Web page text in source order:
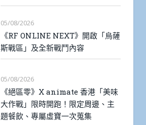
05/08/2026
《RF ONLINE NEXT》開啟「烏薩
斯戰區」及全新戰鬥內容
05/08/2026
《絕區零》X animate 香港「美味
大作戰」限時開跑！限定周邊、主
題餐飲、專屬虛寶一次蒐集